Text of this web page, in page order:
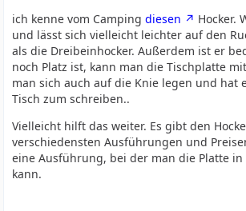
ich kenne vom Campingdiesen
Hocker.
und lässt sich vielleicht leichter auf den
als die Dreibeinhocker. Außerdem ist er
noch Platz ist, kann man die Tischplatte
man sich auch auf die Knie legen und hat
Tisch zum schreiben..
Vielleicht hilft das weiter. Es gibt den
verschiedensten Ausführungen und
eine Ausführung, bei der man die Platte
kann.